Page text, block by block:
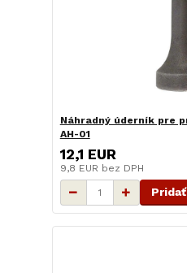
Náhradný úderník pre
AH-01
12,1 EUR
9,8 EUR bez DPH